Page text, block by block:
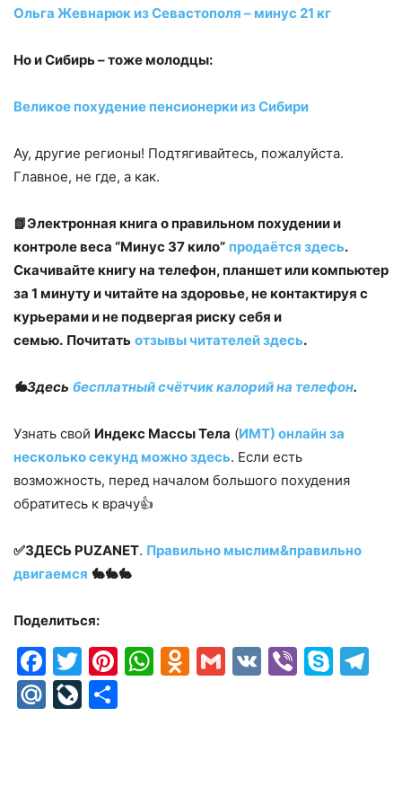
Ольга Жевнарюк из Севастополя – минус 21 кг
Но и Сибирь – тоже молодцы:
Великое похудение пенсионерки из Сибири
Ау, другие регионы! Подтягивайтесь, пожалуйста.
Главное, не где, а как.
📗Электронная книга о правильном похудении и
контроле веса “Минус 37 кило” продаётся здесь.
Скачивайте книгу на телефон, планшет или компьютер
за 1 минуту и читайте на здоровье, не контактируя с
курьерами и не подвергая риску себя и
семью. Почитать отзывы читателей здесь.
🐇Здесь бесплатный счётчик калорий на телефон.
Узнать свой Индекс Массы Тела (ИМТ) онлайн за
несколько секунд можно здесь. Если есть
возможность, перед началом большого похудения
обратитесь к врачу👍
✅ЗДЕСЬ PUZANET. Правильно мыслим&правильно
двигаемся 🐇🐇🐇
Поделиться:
Facebook
Twitter
Pinterest
WhatsApp
Odnoklassniki
Gmail
VK Viber
Mail.RuLiveJournal